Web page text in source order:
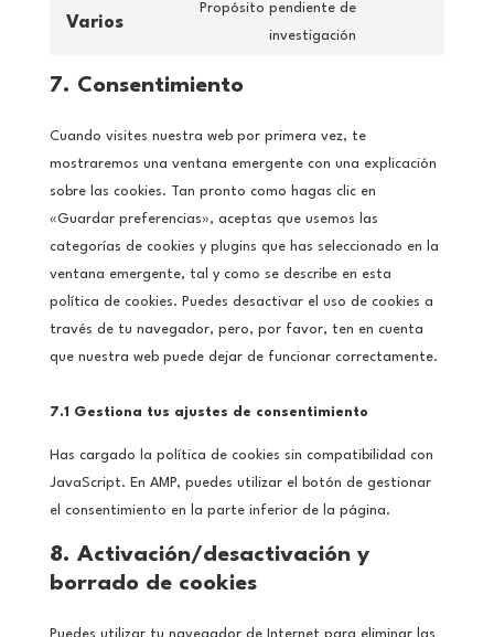
Varios
Propósito pendiente de
investigación
7. Consentimiento
Cuando visites nuestra web por primera vez, te
mostraremos una ventana emergente con una explicación
sobre las cookies. Tan pronto como hagas clic en
«Guardar preferencias», aceptas que usemos las
categorías de cookies y plugins que has seleccionado en la
ventana emergente, tal y como se describe en esta
política de cookies. Puedes desactivar el uso de cookies a
través de tu navegador, pero, por favor, ten en cuenta
que nuestra web puede dejar de funcionar correctamente.
7.1 Gestiona tus ajustes de consentimiento
Has cargado la política de cookies sin compatibilidad con
JavaScript. En AMP, puedes utilizar el botón de gestionar
el consentimiento en la parte inferior de la página.
8. Activación/desactivación y
borrado de cookies